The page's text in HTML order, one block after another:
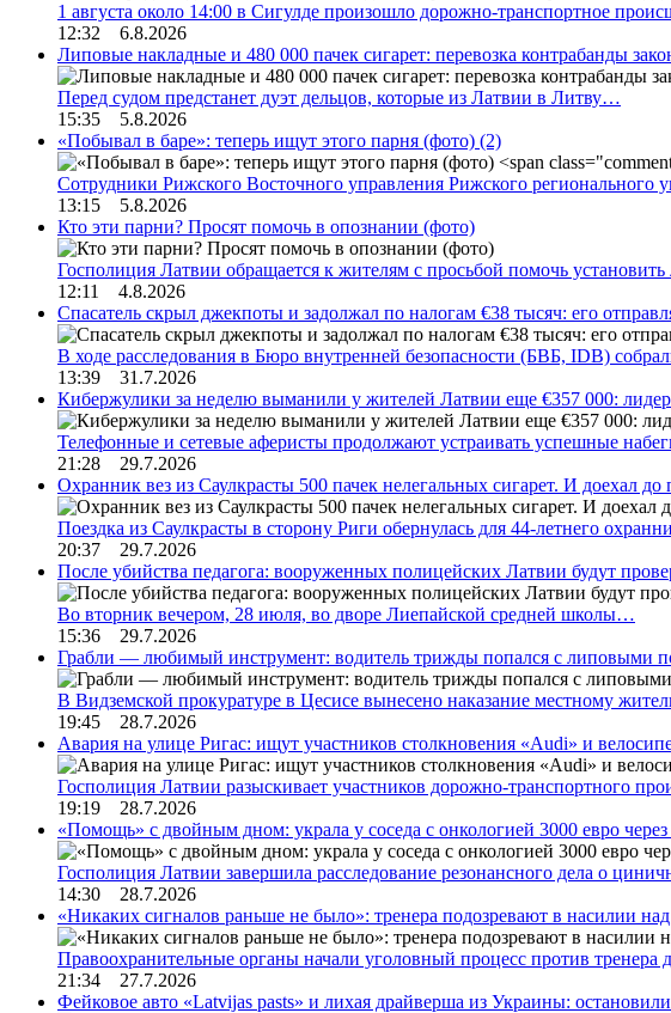
1 августа около 14:00 в Сигулде произошло дорожно-транспортное
12:32 6.8.2026
Липовые накладные и 480 000 пачек сигарет: перевозка контрабанды
Перед судом предстанет дуэт дельцов, которые из Латвии в Литву…
15:35 5.8.2026
«Побывал в баре»: теперь ищут этого парня (фото) (2)
Сотрудники Рижского Восточного управления Рижского
13:15 5.8.2026
Кто эти парни? Просят помочь в опознании (фото)
Госполиция Латвии обращается к жителям с просьбой помочь
12:11 4.8.2026
Спасатель скрыл джекпоты и задолжал по налогам €38 тысяч: его
В ходе расследования в Бюро внутренней безопасности (БВБ, IDB)
13:39 31.7.2026
Кибержулики за неделю выманили у жителей Латвии еще €357 000:
Телефонные и сетевые аферисты продолжают устраивать успешные
21:28 29.7.2026
Охранник вез из Саулкрасты 500 пачек нелегальных сигарет. И доехал до
Поездка из Саулкрасты в сторону Риги обернулась для 44-летнего
20:37 29.7.2026
После убийства педагога: вооруженных полицейских Латвии будут
Во вторник вечером, 28 июля, во дворе Лиепайской средней школы…
15:36 29.7.2026
Грабли — любимый инструмент: водитель трижды попался с липовыми
В Видземской прокуратуре в Цесисе вынесено наказание местному
19:45 28.7.2026
Авария на улице Ригас: ищут участников столкновения «Audi» и
Госполиция Латвии разыскивает участников дорожно-транспортного
19:19 28.7.2026
«Помощь» с двойным дном: украла у соседа с онкологией 3000 евро
Госполиция Латвии завершила расследование резонансного дела о
14:30 28.7.2026
«Никаких сигналов раньше не было»: тренера подозревают в насилии
Правоохранительные органы начали уголовный процесс против
21:34 27.7.2026
Фейковое авто «Latvijas pasts» и лихая драйверша из Украины: остановили